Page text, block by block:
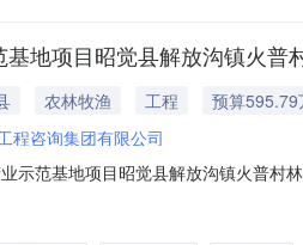
地项目昭觉县解放沟镇火
农林牧渔 工程
预算595.79
程咨询集团有限公司
示范基地项目昭觉县解放沟镇火普